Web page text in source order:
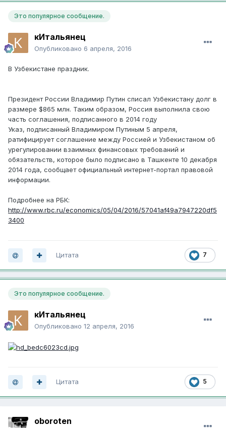
Это популярное сообщение.
кИтальянец
Опубликовано 6 апреля, 2016
В Узбекистане праздник.
Президент России Владимир Путин списал Узбекистану долг в
размере $865 млн. Таким образом, Россия выполнила свою
часть соглашения, подписанного в 2014 году
Указ, подписанный Владимиром Путиным 5 апреля,
ратифицирует соглашение между Россией и Узбекистаном об
урегулировании взаимных финансовых требований и
обязательств, которое было подписано в Ташкенте 10 декабря
2014 года, сообщает официальный интернет-портал правовой
информации.
Подробнее на РБК:
http://www.rbc.ru/economics/05/04/2016/57041af49a7947220df5
3400
7
Цитата
Это популярное сообщение.
кИтальянец
Опубликовано 12 апреля, 2016
5
Цитата
oboroten